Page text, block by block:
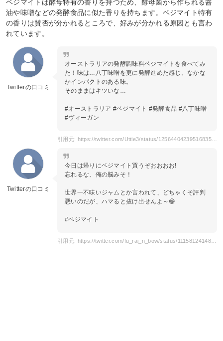
ベジマイトは酵母特有の香りを持つため、酵母菌から作られる醤
油や味噌などの発酵食品に似た香りを持ちます。ベジマイト特有
の香りは賛否が分かれるところで、好みが分かれる原因とも言わ
れています。
Twitterの口コミ
オーストラリアの発酵調味料ベジマイトを食べてみ
た！味は…八丁味噌を更に発酵進めた感じ、なかな
かインパクトのある味。
そのままはキツいな…
#オーストラリア #ベジマイト #発酵食品 #八丁味噌
#ヴィーガン
引用元: https://twitter.com/Uttie3/status/1256440423951683585
Twitterの口コミ
今日は帰りにベジマイト買うぞおおおお!
忘れるな、俺の脳みそ！
世界一不味いジャムとか言われて、どちゃくそ評判
悪いのだが、ハマると抜け出せんよ～😁
#ベジマイト
引用元: https://twitter.com/fu_rai_n_bow/status/1115812414878937088